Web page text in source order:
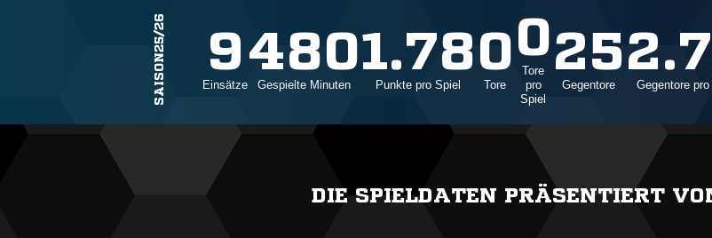
SAISON25/26 9
Einsätze
480
Gespielte Minuten
1.78
Punkte pro Spiel
0
Tore
0
Tore
pro
Spiel
25
Gegentore Gegentore pro
DIE SPIELDATEN PRÄSENTIERT